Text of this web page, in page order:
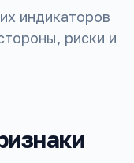
индикаторов
риски и